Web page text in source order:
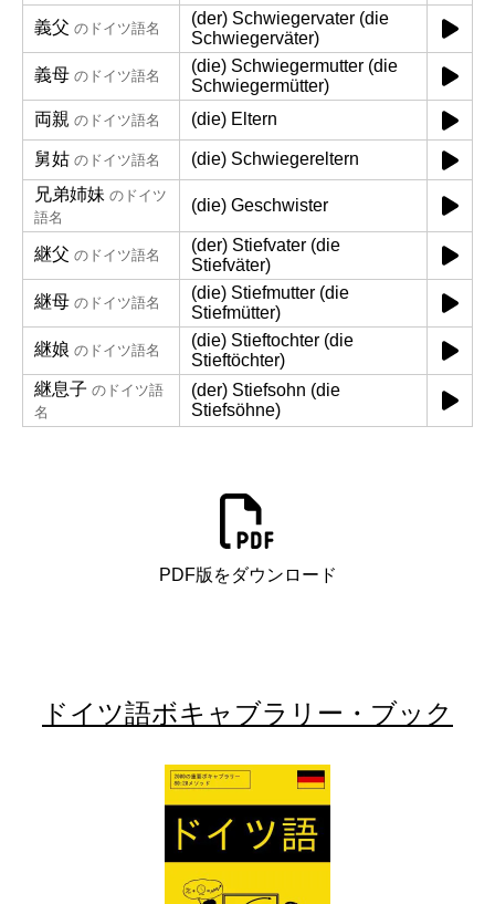
義父 のドイツ語名
(der) Schwiegervater (die
Schwiegerväter)
義母 のドイツ語名
(die) Schwiegermutter (die
Schwiegermütter)
両親 のドイツ語名 (die) Eltern
舅姑 のドイツ語名
(die) Schwiegereltern
兄弟姉妹 のドイツ
語名
(die) Geschwister
継父 のドイツ語名
(der) Stiefvater (die
Stiefväter)
継母 のドイツ語名
(die) Stiefmutter (die
Stiefmütter)
継娘 のドイツ語名
(die) Stieftochter (die
Stieftöchter)
継息子 のドイツ語
名
(der) Stiefsohn (die
Stiefsöhne)
PDF版をダウンロード
ドイツ語ボキャブラリー・ブック